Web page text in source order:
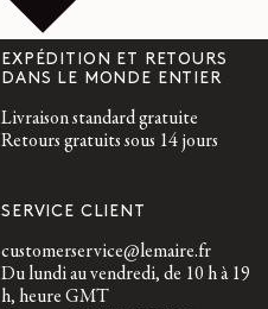
EXPÉDITION ET RETOURS
DANS LE MONDE ENTIER
Livraison standard gratuite
Retours gratuits sous 14 jours
SERVICE CLIENT
customerservice@lemaire.fr
Du lundi au vendredi, de 10 h à 19
h, heure GMT